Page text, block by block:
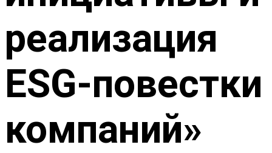
реализация
ESG-повестки
компаний»